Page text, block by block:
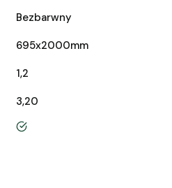
Bezbarwny
695x2000mm
1,2
3,20
tak